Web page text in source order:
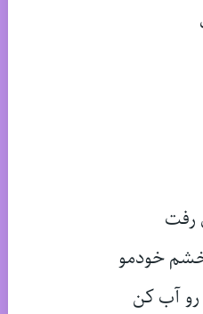
رفت
خودمو
رو آب کن